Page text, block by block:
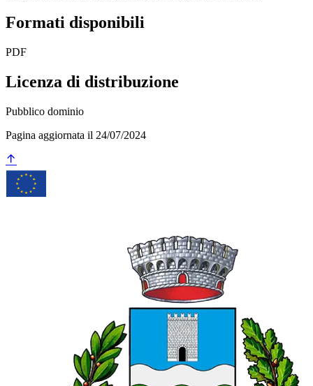
Formati disponibili
PDF
Licenza di distribuzione
Pubblico dominio
Pagina aggiornata il 24/07/2024